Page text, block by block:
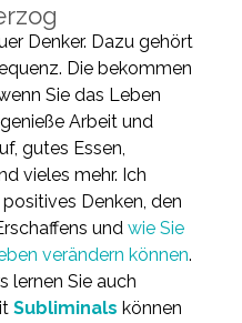
Denker. Dazu gehört
Die bekommen
Sie das Leben
Arbeit und
gutes Essen,
vieles mehr. Ich
Denken, den
und wie Sie
verändern können.
lernen Sie auch
Subliminals können